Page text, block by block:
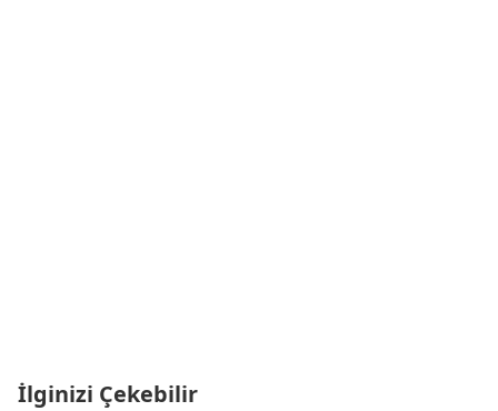
İlginizi Çekebilir